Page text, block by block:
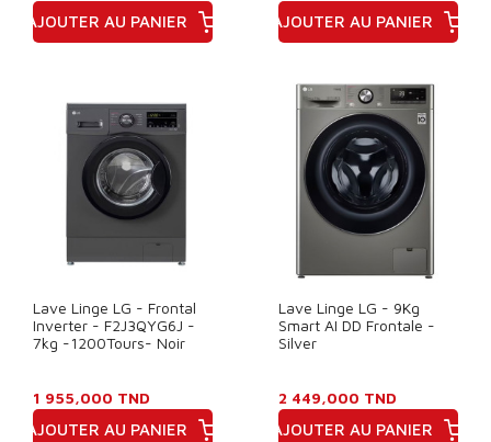
AJOUTER AU PANIER AJOUTER AU PANIER
Lave Linge LG - Frontal
Inverter - F2J3QYG6J -
7kg -1200Tours- Noir
1 955,000 TND
AJOUTER AU PANIER
Lave Linge LG - 9Kg
Smart AI DD Frontale -
Silver
2 449,000 TND
AJOUTER AU PANIER